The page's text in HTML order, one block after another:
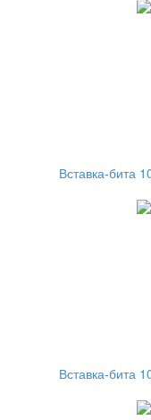
Вставка-бита
Вставка-бита